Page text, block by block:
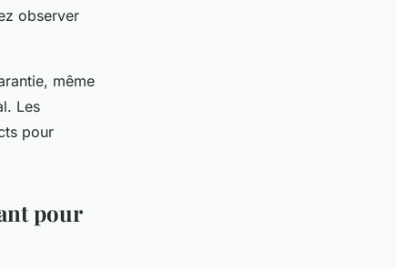
observer
même
Les
pour
pour